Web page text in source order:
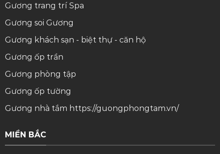
Gương trang trí Spa
Gương soi Gương
Gương khách sạn - biệt thự - căn hộ
Gương ốp trần
Gương phòng tập
Gương ốp tường
Gương nhà tắm https://guongphongtam.vn/
MIỀN BẮC